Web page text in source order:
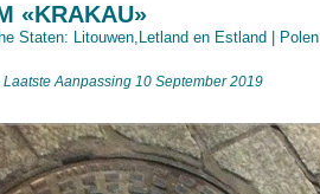
«KRAKAU»
Staten: Litouwen,Letland en Estland Polen
Aanpassing 10 September 2019